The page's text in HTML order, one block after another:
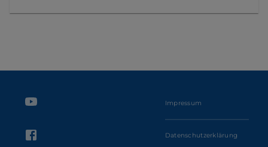
Impressum
Datenschutzerklärung